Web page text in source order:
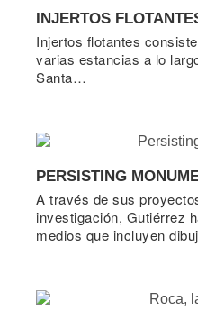
INJERTOS
Injertos flotantes
varias estancias a lo
Santa…
PERSISTING
A través de sus
investigación, Gutiérrez
medios que incluyen